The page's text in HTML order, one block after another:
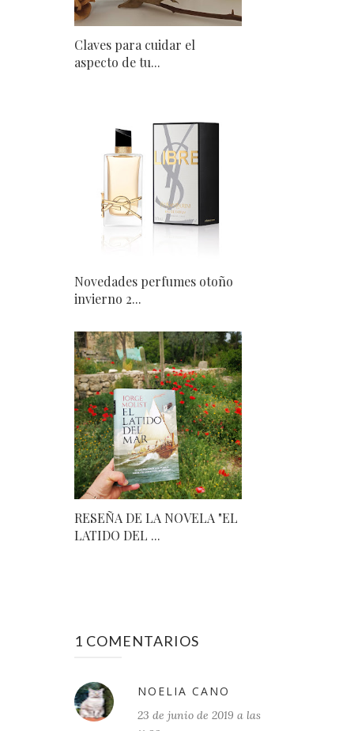
Claves para cuidar el
aspecto de tu...
Novedades perfumes otoño
invierno 2...
RESEÑA DE LA NOVELA "EL
LATIDO DEL ...
1 COMENTARIOS
NOELIA CANO
23 de junio de 2019 a las